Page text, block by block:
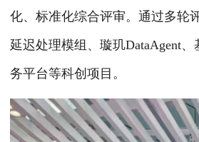
化、标准化综合评审。通过多轮
延迟处理模组、璇玑DataAgent
务平台等科创项目。